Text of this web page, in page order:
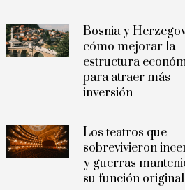
Bosnia y
cómo mejorar la
estructura
para atraer más
inversión
Los teatros que
sobrevivieron
y guerras
su función original